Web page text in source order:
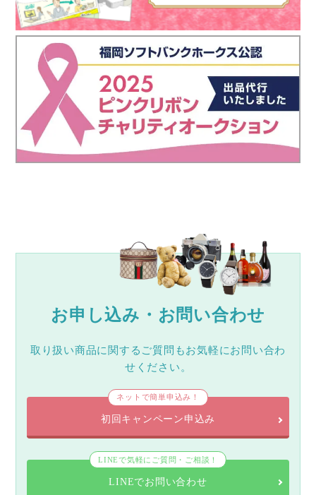
お申し込み・お問い合わせ
取り扱い商品に関するご質問もお気軽にお問い合わ
せください。
ネットで簡単申込み！
初回キャンペーン申込み
LINEで気軽にご質問・ご相談！
LINEでお問い合わせ